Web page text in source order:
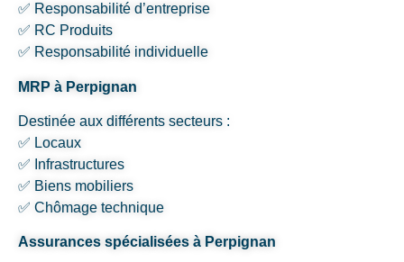
✅ Responsabilité d’entreprise
✅ RC Produits
✅ Responsabilité individuelle
MRP à Perpignan
Destinée aux différents secteurs :
✅ Locaux
✅ Infrastructures
✅ Biens mobiliers
✅ Chômage technique
Assurances spécialisées à Perpignan